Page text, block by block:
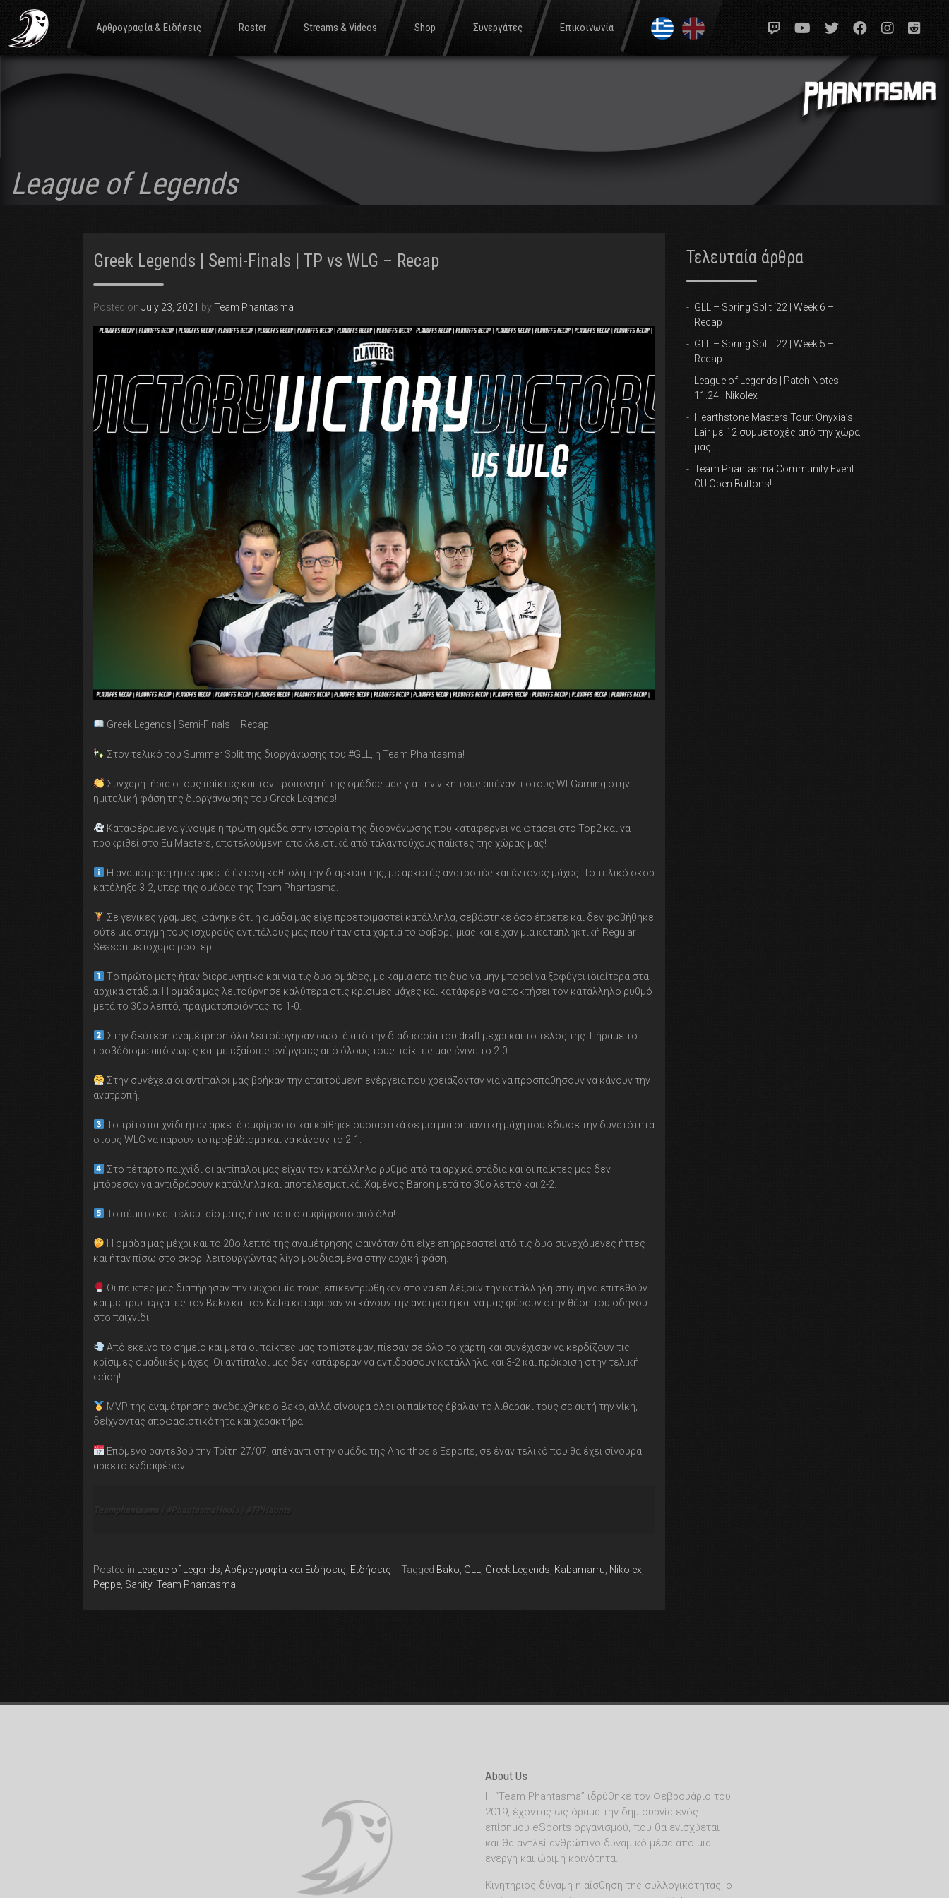
Αρθρογραφία & Ειδήσεις Roster Streams & Videos Shop Συνεργάτες Επικοινωνία
League of Legends
Greek Legends | Semi-Finals | TP vs WLG – Recap
Posted on July 23, 2021 by Team Phantasma
Greek Legends | Semi-Finals – Recap
Στον τελικό του Summer Split της διοργάνωσης του #GLL, η Team Phantasma!
Συγχαρητήρια στους παίκτες και τον προπονητή της ομάδας μας για την νίκη τους απέναντι στους WLGaming στην
ημιτελική φάση της διοργάνωσης του Greek Legends!
Καταφέραμε να γίνουμε η πρώτη ομάδα στην ιστορία της διοργάνωσης που καταφέρνει να φτάσει στο Top2 και να
προκριθεί στο Eu Masters, αποτελούμενη αποκλειστικά από ταλαντούχους παίκτες της χώρας μας!
Η αναμέτρηση ήταν αρκετά έντονη καθ’ ολη την διάρκεια της, με αρκετές ανατροπές και έντονες μάχες. Το τελικό σκορ
κατέληξε 3-2, υπερ της ομάδας της Team Phantasma.
Σε γενικές γραμμές, φάνηκε ότι η ομάδα μας είχε προετοιμαστεί κατάλληλα, σεβάστηκε όσο έπρεπε και δεν φοβήθηκε
ούτε μια στιγμή τους ισχυρούς αντιπάλους μας που ήταν στα χαρτιά το φαβορί, μιας και είχαν μια καταπληκτική Regular
Season με ισχυρό ρόστερ.
Τo πρώτο ματς ήταν διερευνητικό και για τις δυο ομάδες, με καμία από τις δυο να μην μπορεί να ξεφύγει ιδιαίτερα στα
αρχικά στάδια. Η ομάδα μας λειτούργησε καλύτερα στις κρίσιμες μάχες και κατάφερε να αποκτήσει τον κατάλληλο ρυθμό
μετά το 30ο λεπτό, πραγματοποιόντας το 1-0.
Στην δεύτερη αναμέτρηση όλα λειτούργησαν σωστά από την διαδικασία του draft μέχρι και το τέλος της. Πήραμε το
προβάδισμα από νωρίς και με εξαίσιες ενέργειες από όλους τους παίκτες μας έγινε το 2-0.
Στην συνέχεια οι αντίπαλοι μας βρήκαν την απαιτούμενη ενέργεια που χρειάζονταν για να προσπαθήσουν να κάνουν την
ανατροπή.
Το τρίτο παιχνίδι ήταν αρκετά αμφίρροπο και κρίθηκε ουσιαστικά σε μια μια σημαντική μάχη που έδωσε την δυνατότητα
στους WLG να πάρουν το προβάδισμα και να κάνουν το 2-1.
Στο τέταρτο παιχνίδι οι αντίπαλοι μας είχαν τον κατάλληλο ρυθμό από τα αρχικά στάδια και οι παίκτες μας δεν
μπόρεσαν να αντιδράσουν κατάλληλα και αποτελεσματικά. Χαμένος Baron μετά το 30ο λεπτό και 2-2.
Το πέμπτο και τελευταίο ματς, ήταν το πιο αμφίρροπο από όλα!
Η ομάδα μας μέχρι και το 20ο λεπτό της αναμέτρησης φαινόταν ότι είχε επηρρεαστεί από τις δυο συνεχόμενες ήττες
και ήταν πίσω στο σκορ, λειτουργώντας λίγο μουδιασμένα στην αρχική φάση.
Οι παίκτες μας διατήρησαν την ψυχραιμία τους, επικεντρώθηκαν στο να επιλέξουν την κατάλληλη στιγμή να επιτεθούν
και με πρωτεργάτες τον Bako και τον Kaba κατάφεραν να κάνουν την ανατροπή και να μας φέρουν στην θέση του οδηγου
στο παιχνίδι!
Από εκείνο το σημείο και μετά οι παίκτες μας το πίστεψαν, πίεσαν σε όλο το χάρτη και συνέχισαν να κερδίζουν τις
κρίσιμες ομαδικές μάχες. Οι αντίπαλοι μας δεν κατάφεραν να αντιδράσουν κατάλληλα και 3-2 και πρόκριση στην τελική
φάση!
MVP της αναμέτρησης αναδείχθηκε ο Bako, αλλά σίγουρα όλοι οι παίκτες έβαλαν το λιθαράκι τους σε αυτή την νίκη,
δείχνοντας αποφασιστικότητα και χαρακτήρα.
Επόμενο ραντεβού την Τρίτη 27/07, απέναντι στην ομάδα της Anorthosis Esports, σε έναν τελικό που θα έχει σίγουρα
αρκετό ενδιαφέρον.
Teamphantasma | #PhantasmaHools | #TPHaunts
Posted in League of Legends Αρθρογραφία και Ειδήσεις Ειδήσεις Tagged Bako GLL Greek Legends Kabamarru Nikolex
Peppe Sanity, Team Phantasma
Τελευταία άρθρα
GLL – Spring Split ‘22 | Week 6 –
Recap
GLL – Spring Split ‘22 | Week 5 –
Recap
League of Legends | Patch Notes
11.24 | Nikolex
Hearthstone Masters Tour: Onyxia’s
Lair με 12 συμμετοχές από την χώρα
μας!
Team Phantasma Community Event:
CU Open Buttons!
About Us
Η “Team Phantasma” ιδρύθηκε τον Φεβρουάριο του
2019, έχοντας ως όραμα την δημιουργία ενός
επίσημου eSports οργανισμού, που θα ενισχύεται
και θα αντλεί ανθρώπινο δυναμικό μέσα από μια
ενεργή και ώριμη κοινότητα.
Κινητήριος δύναμη η αίσθηση της συλλογικότητας, ο